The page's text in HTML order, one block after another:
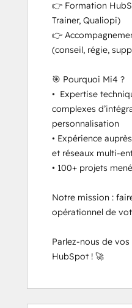
👉 Formation
Trainer, Qualiopi)
👉
(conseil, régie,
🎯 Pourquoi Mi4 ?
•  Expertise
complexes
personnalisation
• Expérience
et réseaux multi-
• 100+ projets
Notre mission :
opérationnel de
Parlez-nous de
HubSpot ! 🚀